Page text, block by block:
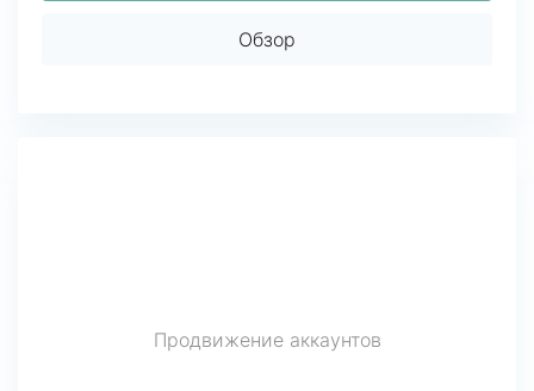
Обзор
Продвижение аккаунтов